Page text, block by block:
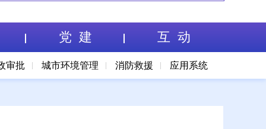
审批 城市环境管理 消防救援 应用系统
党 建 互 动